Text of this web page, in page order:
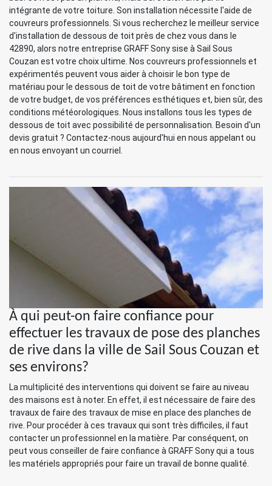
intégrante de votre toiture. Son installation nécessite l'aide de
couvreurs professionnels. Si vous recherchez le meilleur service
d'installation de dessous de toit près de chez vous dans le
42890, alors notre entreprise GRAFF Sony sise à Sail Sous
Couzan est votre choix ultime. Nos couvreurs professionnels et
expérimentés peuvent vous aider à choisir le bon type de
matériau pour le dessous de toit de votre bâtiment en fonction
de votre budget, de vos préférences esthétiques et, bien sûr, des
conditions météorologiques. Nous installons tous les types de
dessous de toit avec possibilité de personnalisation. Besoin d'un
devis gratuit ? Contactez-nous aujourd'hui en nous appelant ou
en nous envoyant un courriel.
À qui peut-on faire confiance pour
effectuer les travaux de pose des planches
de rive dans la ville de Sail Sous Couzan et
ses environs?
La multiplicité des interventions qui doivent se faire au niveau
des maisons est à noter. En effet, il est nécessaire de faire des
travaux de faire des travaux de mise en place des planches de
rive. Pour procéder à ces travaux qui sont très difficiles, il faut
contacter un professionnel en la matière. Par conséquent, on
peut vous conseiller de faire confiance à GRAFF Sony qui a tous
les matériels appropriés pour faire un travail de bonne qualité.